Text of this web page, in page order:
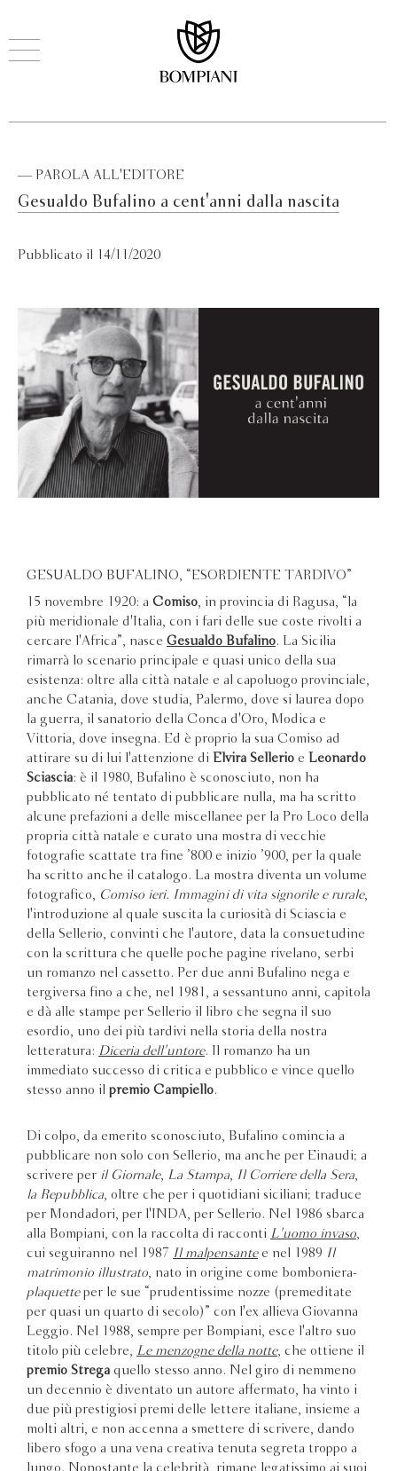
— PAROLA ALL'EDITORE
Gesualdo Bufalino a cent'anni dalla nascita
Pubblicato il 14/11/2020
GESUALDO BUFALINO, “ESORDIENTE TARDIVO”
15 novembre 1920: a Comiso , in provincia di Ragusa, “la
più meridionale d'Italia, con i fari delle sue coste rivolti a
cercare l'Africa”, nasce Gesualdo Bufalino. La Sicilia
rimarrà lo scenario principale e quasi unico della sua
esistenza: oltre alla città natale e al capoluogo provinciale,
anche Catania, dove studia, Palermo, dove si laurea dopo
la guerra, il sanatorio della Conca d'Oro, Modica e
Vittoria, dove insegna. Ed è proprio la sua Comiso ad
attirare su di lui l'attenzione di Elvira Sellerio e
Leonardo
Sciascia: è il 1980, Bufalino è sconosciuto, non ha
pubblicato né tentato di pubblicare nulla, ma ha scritto
alcune prefazioni a delle miscellanee per la Pro Loco della
propria città natale e curato una mostra di vecchie
fotografie scattate tra fine ’800 e inizio ’900, per la quale
ha scritto anche il catalogo. La mostra diventa un volume
fotografico,
Comiso ieri. Immagini di vita signorile e rurale,
l'introduzione al quale suscita la curiosità di Sciascia e
della Sellerio, convinti che l'autore, data la consuetudine
con la scrittura che quelle poche pagine rivelano, serbi
un romanzo nel cassetto. Per due anni Bufalino nega e
tergiversa fino a che, nel 1981, a sessantuno anni, capitola
e dà alle stampe per Sellerio il libro che segna il suo
esordio, uno dei più tardivi nella storia della nostra
letteratura: Diceria dell'untore. Il romanzo ha un
immediato successo di critica e pubblico e vince quello
stesso anno il premio Campiello.
Di colpo, da emerito sconosciuto, Bufalino comincia a
pubblicare non solo con Sellerio, ma anche per Einaudi; a
scrivere per il Giornale, La Stampa Il Corriere della Sera
la Repubblica , oltre che per i quotidiani siciliani; traduce
per Mondadori, per l'INDA, per Sellerio. Nel 1986 sbarca
alla Bompiani, con la raccolta di racconti L'uomo invaso
cui seguiranno nel 1987 Il malpensantee nel 1989 Il
matrimonio illustrato , nato in origine come bomboniera-
plaquette per le sue “prudentissime nozze (premeditate
per quasi un quarto di secolo)” con l'ex allieva Giovanna
Leggio. Nel 1988, sempre per Bompiani, esce l'altro suo
titolo più celebre,
Le menzogne della notte, che ottiene il
premio Strega quello stesso anno. Nel giro di nemmeno
un decennio è diventato un autore affermato, ha vinto i
due più prestigiosi premi delle lettere italiane, insieme a
molti altri, e non accenna a smettere di scrivere, dando
libero sfogo a una vena creativa tenuta segreta troppo a
lungo. Nonostante la celebrità, rimane legatissimo ai suoi